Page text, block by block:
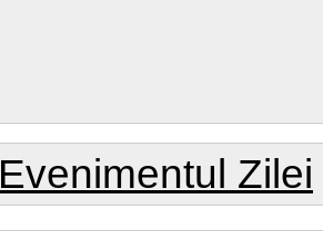
Evenimentul Zilei